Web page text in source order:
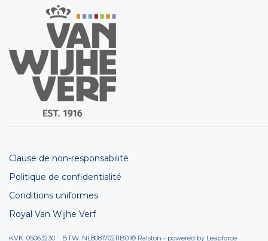
Clause de non-responsabilité
Politique de confidentialité
Conditions uniformes
Royal Van Wijhe Verf
KVK: 05063230 BTW: NL808170211B01© Ralston - powered by Leapforce